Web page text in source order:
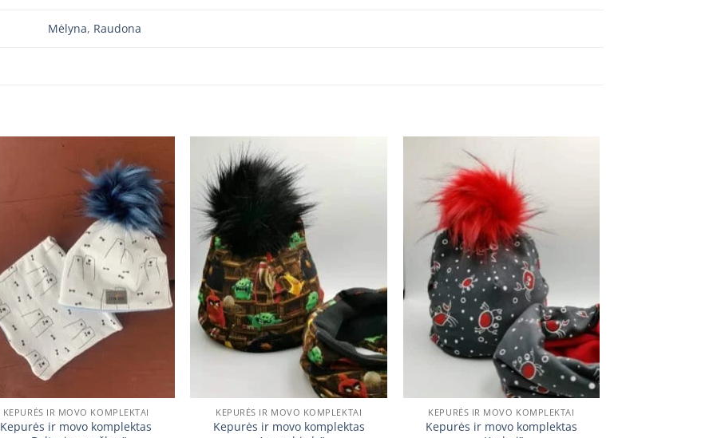
Mėlyna, Raudona
Add to
wishlist
KEPURĖS IR MOVO KOMPLEKTAI
Kepurės ir movo komplektas
KEPURĖS IR MOVO KOMPLEKTAI
Kepurės ir movo komplektas
KEPURĖS IR MOVO KOMPLEKTAI
Kepurės ir movo komplektas